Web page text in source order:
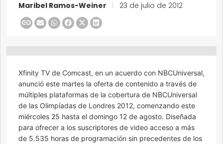
Maribel Ramos-Weiner 23 de julio de 2012
Xfinity TV de Comcast, en un acuerdo con NBCUniversal,
anunció este martes la oferta de contenido a través de
múltiples plataformas de la cobertura de NBCUniversal
de las Olimpíadas de Londres 2012, comenzando este
miércoles 25 hasta el domingo 12 de agosto. Diseñada
para ofrecer a los suscriptores de video acceso a más
de 5.535 horas de programación sin precedentes de los